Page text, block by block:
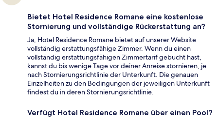
Bietet Hotel Residence Romane eine kostenlose
Stornierung und vollständige Rückerstattung an?
Ja, Hotel Residence Romane bietet auf unserer Website
vollständig erstattungsfähige Zimmer. Wenn du einen
vollständig erstattungsfähigen Zimmertarif gebucht hast,
kannst du bis wenige Tage vor deiner Anreise stornieren, je
nach Stornierungsrichtlinie der Unterkunft. Die genauen
Einzelheiten zu den Bedingungen der jeweiligen Unterkunft
findest du in deren Stornierungsrichtlinie.
Verfügt Hotel Residence Romane über einen Pool?